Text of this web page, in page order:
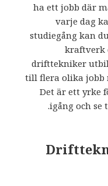
ha ett jobb där
varje dag
studiegång kan
kraftverk
drifttekniker
till flera olika jobb
Det är ett yrke
igång och se